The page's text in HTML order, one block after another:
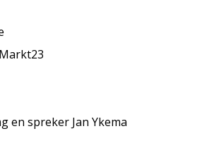
en spreker Jan Ykema